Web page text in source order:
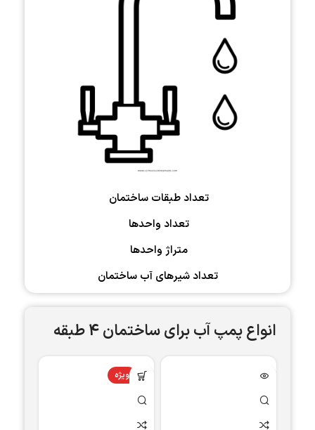
تعداد طبقات ساختمان
تعداد واحدها
متراژ واحدها
تعداد شیرهای آب ساختمان
انواع پمپ آب برای ساختمان 4 طبقه
ویژه